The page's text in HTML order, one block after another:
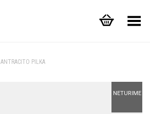
Toggle Menu
ANTRACITO PILKA
NETURIME